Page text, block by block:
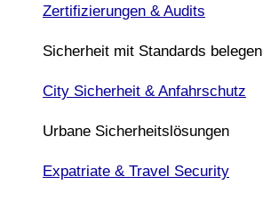
Zertifizierungen & Audits
Sicherheit mit Standards belegen
City Sicherheit & Anfahrschutz
Urbane Sicherheitslösungen
Expatriate & Travel Security